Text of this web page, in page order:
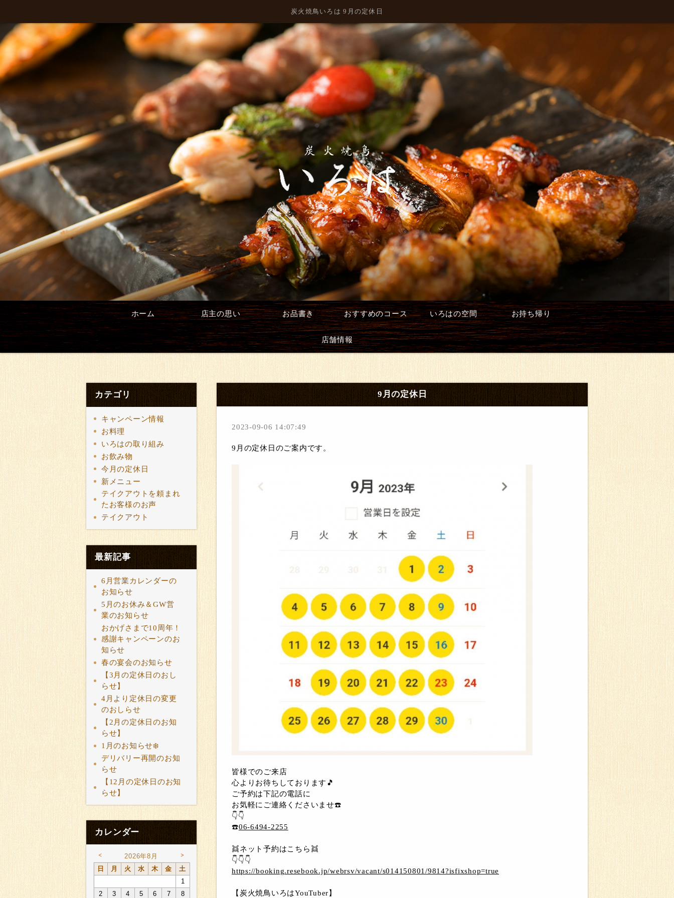
炭火焼鳥いろは 9月の定休日
ホーム 店主の思い お品書き おすすめのコース いろはの空間 お持ち帰り
店舗情報
カテゴリ
キャンペーン情報
お料理
いろはの取り組み
お飲み物
今月の定休日
新メニュー
テイクアウトを頼まれ
たお客様のお声
テイクアウト
最新記事
6月営業カレンダーの
お知らせ
5月のお休み＆GW営
業のお知らせ
おかげさまで10周年！
感謝キャンペーンのお
知らせ
春の宴会のお知らせ
【3月の定休日のおし
らせ】
4月より定休日の変更
のおしらせ
【2月の定休日のお知
らせ】
1月のお知らせ❄️
デリバリー再開のお知
らせ
【12月の定休日のお知
らせ】
カレンダー
< 2026年8月 >
日 月 火 水 木 金
土
1
2
3 4 5 6 7 8
9月の定休日
2023-09-06 14:07:49
9月の定休日のご案内です。
皆様でのご来店
心よりお待ちしております🎵
ご予約は下記の電話に
お気軽にご連絡くださいませ☎️
👇👇
☎️06-6494-2255
👯ネット予約はこちら👯
👇👇👇
https://booking.resebook.jp/webrsv/vacant/s014150801/9814?isfixshop=true
【炭火焼鳥いろはYouTuber】